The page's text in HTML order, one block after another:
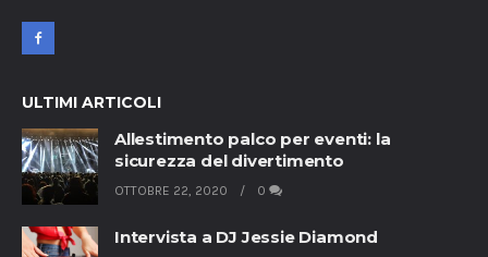
ULTIMI ARTICOLI
Allestimento palco per eventi: la
sicurezza del divertimento
OTTOBRE 22, 2020 0
Intervista a DJ Jessie Diamond